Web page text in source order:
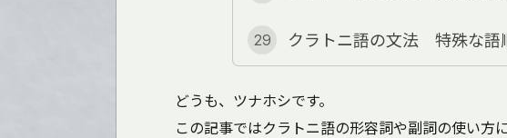
29 クラトニ語の文法 特殊な語
どうも、ツナホシです。
この記事ではクラトニ語の形容詞や副詞の使い方